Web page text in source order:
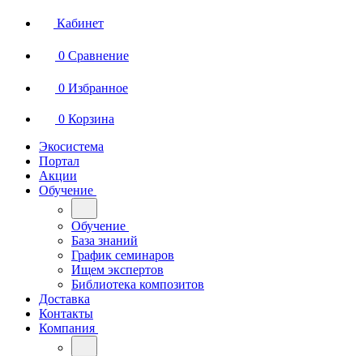
Кабинет
0 Сравнение
0 Избранное
0 Корзина
Экосистема
Портал
Акции
Обучение
Обучение
База знаний
График семинаров
Ищем экспертов
Библиотека композитов
Доставка
Контакты
Компания